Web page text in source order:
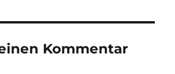
Kommentar